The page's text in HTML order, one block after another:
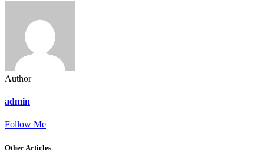
Author
admin
Follow Me
Other Articles